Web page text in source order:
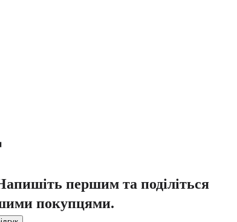
першим та поділіться
покупцями.